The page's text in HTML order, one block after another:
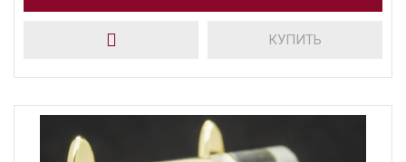
КУПИТЬ